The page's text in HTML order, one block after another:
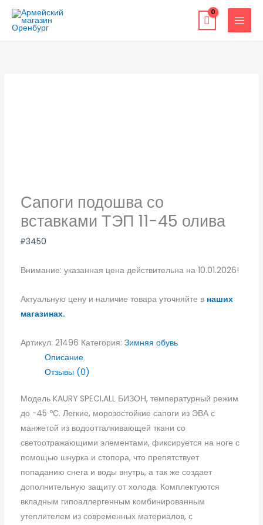
Перейти
содержимому
Сапоги подошва со
вставками ТЭП 11-45 олива
₽3450
Внимание: указанная цена действительна на 10.01.2026!
Актуальную цену и наличие товара уточняйте в наших
магазинах.
Артикул: 21496 Категория: Зимняя обувь
Описание
Отзывы (0)
Модель KAURY SPECI.ALL БИЗОН, температурный режим
до -45 ºС. Легкие, морозостойкие сапоги из ЭВА с
манжетой из водоотталкивающей ткани со
светоотражающими элементами, фиксируется на ноге с
помощью шнурка и стопора, что препятствует
попаданию снега и воды внутрь, а так же создает
дополнительную защиту от холода. Комплектуются
вкладным гипоаллергенным комбинированным
утеплителем из современных материалов, с